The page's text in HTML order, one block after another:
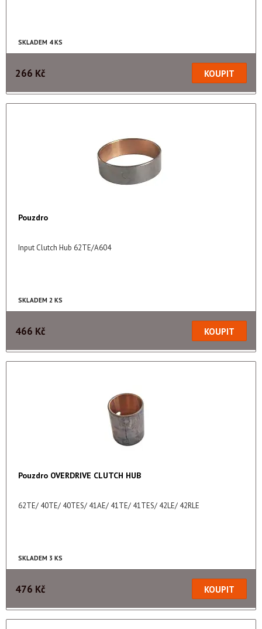
SKLADEM 4 KS
266 Kč
Pouzdro
Input Clutch Hub 62TE/A604
SKLADEM 2 KS
466 Kč
Pouzdro OVERDRIVE CLUTCH HUB
62TE/ 40TE/ 40TES/ 41AE/ 41TE/ 41TES/ 42LE/ 42RLE
SKLADEM 3 KS
476 Kč